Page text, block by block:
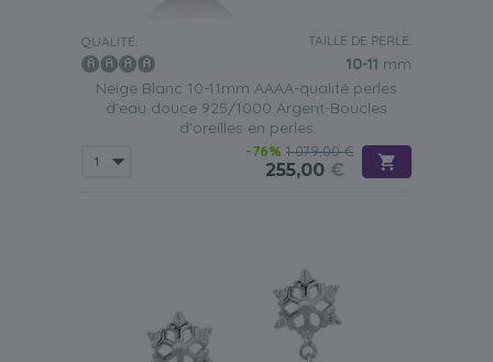
QUALITÉ: TAILLE DE PERLE:
10-11 mm
Neige Blanc 10-11mm AAAA-qualité perles
d'eau douce 925/1000 Argent-Boucles
d'oreilles en perles
-76% 1 079,00 €
255,00 €